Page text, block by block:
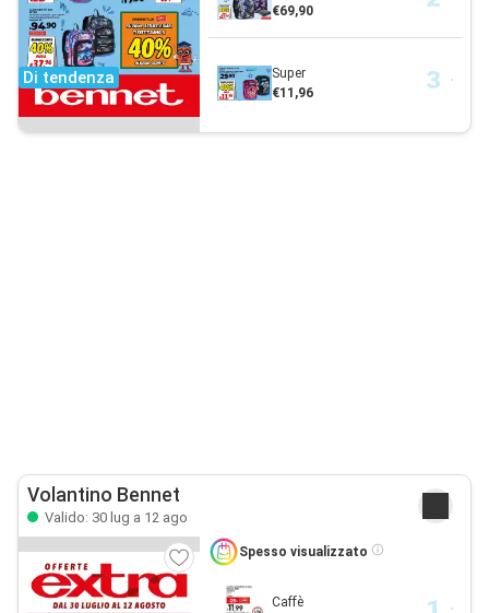
Di tendenza
€69,90
Super
€11,96
Volantino Bennet
Valido: 30 lug a 12 ago
Spesso visualizzato
Caffè